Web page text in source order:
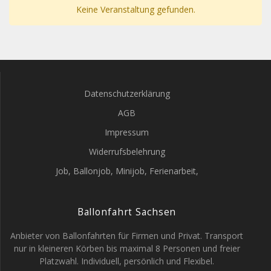
Keine Veranstaltung gefunden.
Datenschutzerklärung
AGB
Impressum
Widerrufsbelehrung
Job, Ballonjob, Minijob, Ferienarbeit,
Ballonfahrt Sachsen
Anbieter von Ballonfahrten für Firmen und Privat. Transport
nur in kleineren Körben bis maximal 8 Personen und freier
Platzwahl. Individuell, persönlich und Flexibel.